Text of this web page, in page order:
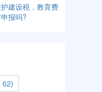
建设税，教育费
报吗?
62)